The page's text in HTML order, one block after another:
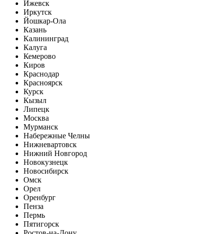
Ижевск
Иркутск
Йошкар-Ола
Казань
Калининград
Калуга
Кемерово
Киров
Краснодар
Красноярск
Курск
Кызыл
Липецк
Москва
Мурманск
Набережные Челны
Нижневартовск
Нижний Новгород
Новокузнецк
Новосибирск
Омск
Орел
Оренбург
Пенза
Пермь
Пятигорск